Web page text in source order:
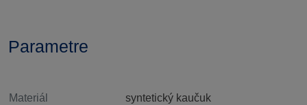
Parametre
Materiál
syntetický kaučuk